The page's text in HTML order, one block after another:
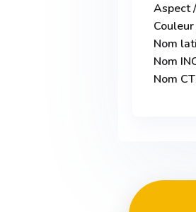
Aspect
Nom
Nom
Nom